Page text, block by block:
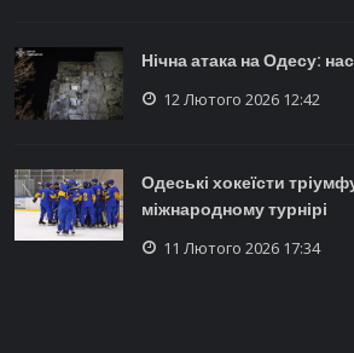
Нічна атака на Одесу:
12 Лютого 2026 12:42
Одеські хокеїсти
міжнародному турнірі
11 Лютого 2026 17:34